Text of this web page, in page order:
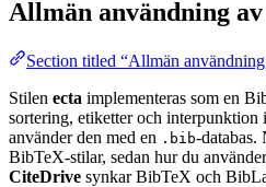
Allmän användning
Section titled “Allmän
Stilen ecta implementeras som en
sortering, etiketter och
använder den med en .bib-databas.
BibTeX-stilar, sedan hur du
CiteDrive synkar BibTeX och